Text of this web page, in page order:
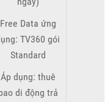
Free Data ứng
TV360 gói
Standard
Áp dụng: thuê
di động trả